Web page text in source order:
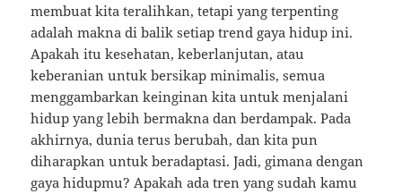
membuat kita teralihkan, tetapi yang terpenting
adalah makna di balik setiap trend gaya hidup ini.
Apakah itu kesehatan, keberlanjutan, atau
keberanian untuk bersikap minimalis, semua
menggambarkan keinginan kita untuk menjalani
hidup yang lebih bermakna dan berdampak. Pada
akhirnya, dunia terus berubah, dan kita pun
diharapkan untuk beradaptasi. Jadi, gimana dengan
gaya hidupmu? Apakah ada tren yang sudah kamu